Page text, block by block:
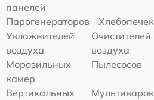
панелей
Парогенераторов
Хлебопечек
Увлажнителей
воздуха
Очистителей
воздуха
Морозильных
камер
Пылесосов
Вертикальных
Мультиварок